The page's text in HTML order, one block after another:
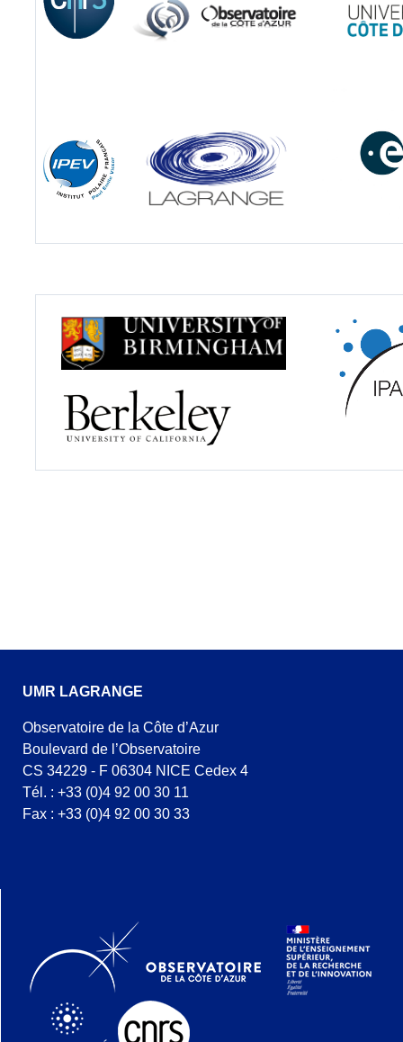
UMR LAGRANGE
Observatoire de la Côte d’Azur
Boulevard de l’Observatoire
CS 34229 - F 06304 NICE Cedex 4
Tél. : +33 (0)4 92 00 30 11
Fax : +33 (0)4 92 00 30 33